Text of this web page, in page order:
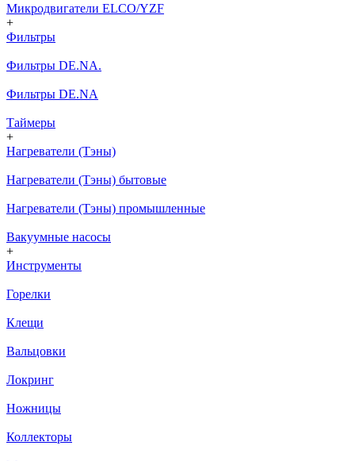
Микродвигатели ELCO/YZF
+
Фильтры
Фильтры DE.NA.
Фильтры DE.NA
Таймеры
+
Нагреватели (Тэны)
Нагреватели (Тэны) бытовые
Нагреватели (Тэны) промышленные
Вакуумные насосы
+
Инструменты
Горелки
Клещи
Вальцовки
Локринг
Ножницы
Коллекторы